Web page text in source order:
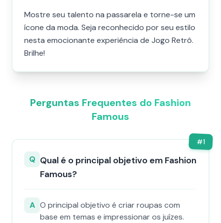
Mostre seu talento na passarela e torne-se um
ícone da moda. Seja reconhecido por seu estilo
nesta emocionante experiência de Jogo Retrô.
Brilhe!
Perguntas Frequentes do Fashion
Famous
#1
Q Qual é o principal objetivo em Fashion
Famous?
A O principal objetivo é criar roupas com
base em temas e impressionar os juízes.